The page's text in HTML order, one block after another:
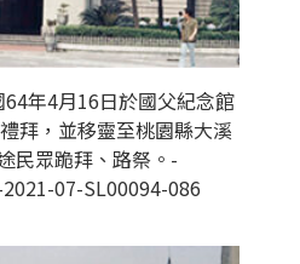
年4月16日於國父紀念館
拜，並移靈至桃園縣大溪
民眾跪拜、路祭。-
2021-07-SL00094-086